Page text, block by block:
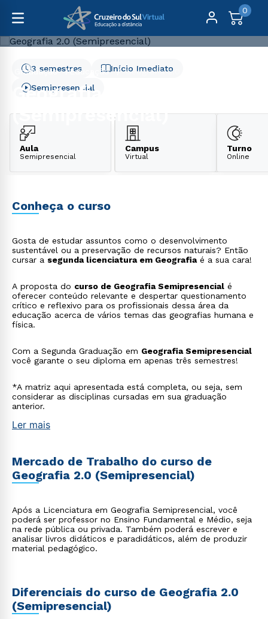
0
Graduação Educação Geografia 2.0 (Semipresencial)
Geografia 2.0
(Semipresencial)
Início Imediato
3 semestres
Semipresencial
Aula
Semipresencial
Campus
Virtual
Turno
Online
Conheça o curso
Gosta de estudar assuntos como o desenvolvimento
sustentável ou a preservação de recursos naturais? Então
cursar a segunda licenciatura em Geografiaé a sua cara!
A proposta do curso de Geografia Semipresencial é
oferecer conteúdo relevante e despertar questionamento
crítico e reflexivo para os profissionais dessa área da
educação acerca de vários temas das geografias humana e
física.
Com a Segunda Graduação em Geografia Semipresencial
você garante o seu diploma em apenas três semestres!
*A matriz aqui apresentada está completa, ou seja, sem
considerar as disciplinas cursadas em sua graduação
anterior.
Ler mais
Mercado de Trabalho do curso de
Geografia 2.0 (Semipresencial)
Após a Licenciatura em Geografia Semipresencial, você
poderá ser professor no Ensino Fundamental e Médio, seja
na rede pública ou privada. Também poderá escrever e
analisar livros didáticos e paradidáticos, além de produzir
material pedagógico.
Diferenciais do curso de Geografia 2.0
(Semipresencial)